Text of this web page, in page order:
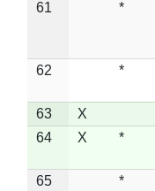
61 *
62 *
63 X
64
X *
65 *